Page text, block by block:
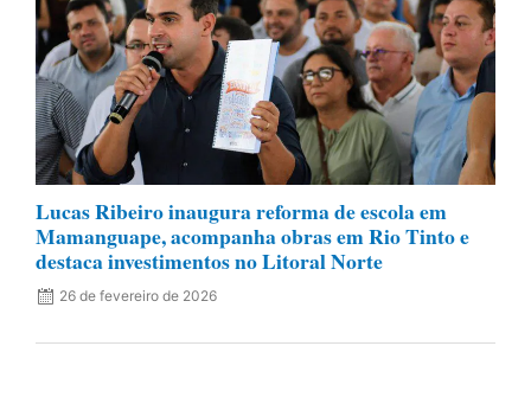
Lucas Ribeiro inaugura reforma de escola em
Mamanguape, acompanha obras em Rio Tinto e
destaca investimentos no Litoral Norte
26 de fevereiro de 2026